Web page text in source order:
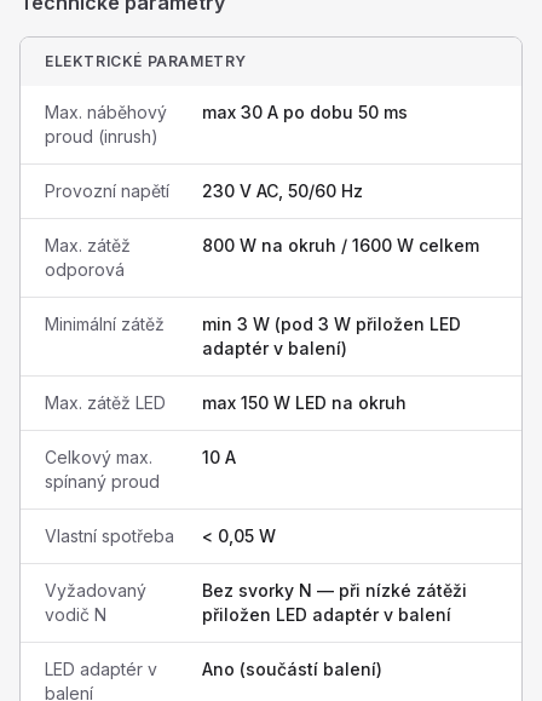
ELEKTRICKÉ PARAMETRY
Max. náběhový
proud (inrush)
max 30 A po dobu 50 ms
Provozní napětí 230 V AC, 50/60 Hz
Max. zátěž
odporová
800 W na okruh / 1600 W celkem
Minimální zátěž
min 3 W (pod 3 W přiložen LED
adaptér v balení)
Max. zátěž LED max 150 W LED na okruh
Celkový max.
spínaný proud
10 A
Vlastní spotřeba < 0,05 W
Vyžadovaný
vodič N
Bez svorky N — při nízké zátěži
přiložen LED adaptér v balení
LED adaptér v
balení
Ano (součástí balení)